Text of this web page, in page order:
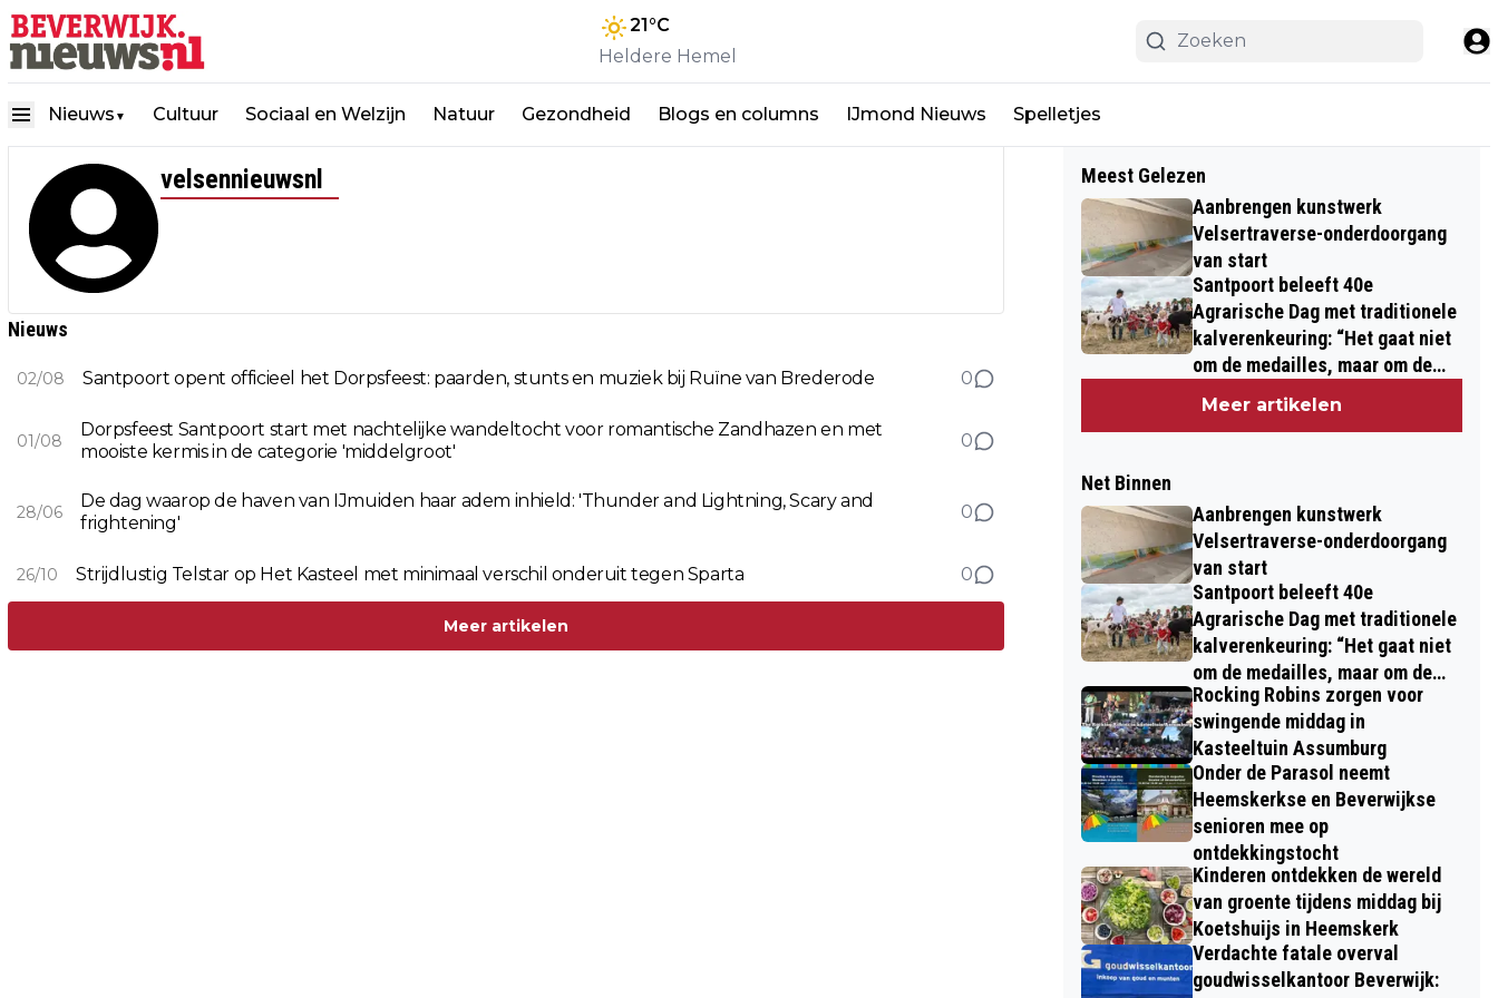
21°C
Heldere Hemel
Nieuws ▼ Cultuur Sociaal en Welzijn Natuur Gezondheid Blogs en columns IJmond Nieuws Spelletjes
velsennieuwsnl
Nieuws
02/08 Santpoort opent officieel het Dorpsfeest: paarden, stunts en muziek bij Ruïne van Brederode 0
01/08
Dorpsfeest Santpoort start met nachtelijke wandeltocht voor romantische Zandhazen en met
mooiste kermis in de categorie 'middelgroot'
0
28/06
De dag waarop de haven van IJmuiden haar adem inhield: 'Thunder and Lightning, Scary and
frightening'
0
26/10 Strijdlustig Telstar op Het Kasteel met minimaal verschil onderuit tegen Sparta 0
Meer artikelen
Meest Gelezen
Aanbrengen kunstwerk
Velsertraverse-onderdoorgang
van start
Santpoort beleeft 40e
Agrarische Dag met traditionele
kalverenkeuring: “Het gaat niet
om de medailles, maar om de
Meer artikelen
Net Binnen
Aanbrengen kunstwerk
Velsertraverse-onderdoorgang
van start
Santpoort beleeft 40e
Agrarische Dag met traditionele
kalverenkeuring: “Het gaat niet
om de medailles, maar om de
kinderen”
Rocking Robins zorgen voor
swingende middag in
Kasteeltuin Assumburg
Onder de Parasol neemt
Heemskerkse en Beverwijkse
senioren mee op
ontdekkingstocht
Kinderen ontdekken de wereld
van groente tijdens middag bij
Koetshuijs in Heemskerk
Verdachte fatale overval
goudwisselkantoor Beverwijk: